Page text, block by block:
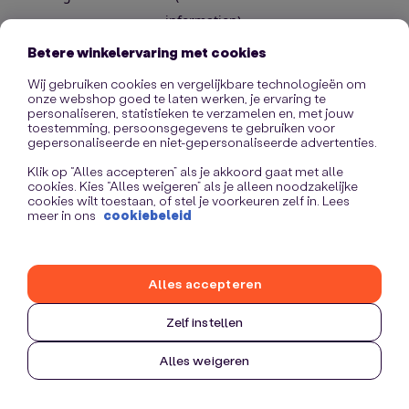
information).
Betere winkelervaring met cookies
Wij gebruiken cookies en vergelijkbare technologieën om
onze webshop goed te laten werken, je ervaring te
personaliseren, statistieken te verzamelen en, met jouw
toestemming, persoonsgegevens te gebruiken voor
gepersonaliseerde en niet-gepersonaliseerde advertenties.
Klik op “Alles accepteren” als je akkoord gaat met alle
cookies. Kies “Alles weigeren” als je alleen noodzakelijke
cookies wilt toestaan, of stel je voorkeuren zelf in. Lees
meer in ons cookiebeleid
Zelf instellen
Alles weigeren
Alles accepteren